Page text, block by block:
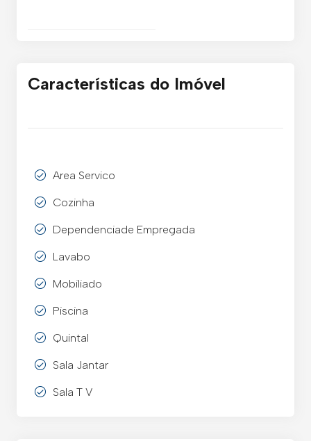
Características do Imóvel
Area Servico
Cozinha
Dependenciade Empregada
Lavabo
Mobiliado
Piscina
Quintal
Sala Jantar
Sala T V